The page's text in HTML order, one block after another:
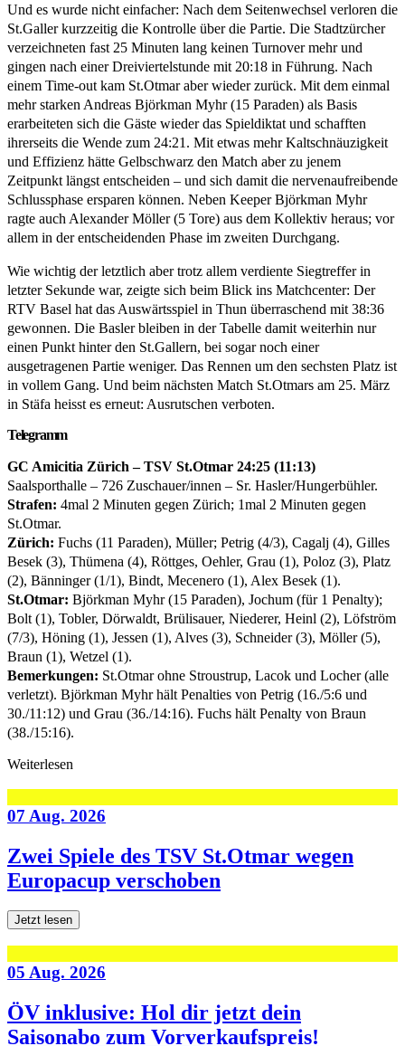
Und es wurde nicht einfacher: Nach dem Seitenwechsel verloren die
St.Galler kurzzeitig die Kontrolle über die Partie. Die Stadtzürcher
verzeichneten fast 25 Minuten lang keinen Turnover mehr und
gingen nach einer Dreiviertelstunde mit 20:18 in Führung. Nach
einem Time-out kam St.Otmar aber wieder zurück. Mit dem einmal
mehr starken Andreas Björkman Myhr (15 Paraden) als Basis
erarbeiteten sich die Gäste wieder das Spieldiktat und schafften
ihrerseits die Wende zum 24:21. Mit etwas mehr Kaltschnäuzigkeit
und Effizienz hätte Gelbschwarz den Match aber zu jenem
Zeitpunkt längst entscheiden – und sich damit die nervenaufreibende
Schlussphase ersparen können. Neben Keeper Björkman Myhr
ragte auch Alexander Möller (5 Tore) aus dem Kollektiv heraus; vor
allem in der entscheidenden Phase im zweiten Durchgang.
Wie wichtig der letztlich aber trotz allem verdiente Siegtreffer in
letzter Sekunde war, zeigte sich beim Blick ins Matchcenter: Der
RTV Basel hat das Auswärtsspiel in Thun überraschend mit 38:36
gewonnen. Die Basler bleiben in der Tabelle damit weiterhin nur
einen Punkt hinter den St.Gallern, bei sogar noch einer
ausgetragenen Partie weniger. Das Rennen um den sechsten Platz ist
in vollem Gang. Und beim nächsten Match St.Otmars am 25. März
in Stäfa heisst es erneut: Ausrutschen verboten.
Telegramm
GC Amicitia Zürich – TSV St.Otmar 24:25 (11:13)
Saalsporthalle – 726 Zuschauer/innen – Sr. Hasler/Hungerbühler.
Strafen: 4mal 2 Minuten gegen Zürich; 1mal 2 Minuten gegen
St.Otmar.
Zürich: Fuchs (11 Paraden), Müller; Petrig (4/3), Cagalj (4), Gilles
Besek (3), Thümena (4), Röttges, Oehler, Grau (1), Poloz (3), Platz
(2), Bänninger (1/1), Bindt, Mecenero (1), Alex Besek (1).
St.Otmar: Björkman Myhr (15 Paraden), Jochum (für 1 Penalty);
Bolt (1), Tobler, Dörwaldt, Brülisauer, Niederer, Heinl (2), Löfström
(7/3), Höning (1), Jessen (1), Alves (3), Schneider (3), Möller (5),
Braun (1), Wetzel (1).
Bemerkungen: St.Otmar ohne Stroustrup, Lacok und Locher (alle
verletzt). Björkman Myhr hält Penalties von Petrig (16./5:6 und
30./11:12) und Grau (36./14:16). Fuchs hält Penalty von Braun
(38./15:16).
Weiterlesen
07 Aug. 2026
Zwei Spiele des TSV St.Otmar wegen
Europacup verschoben
Jetzt lesen
05 Aug. 2026
ÖV inklusive: Hol dir jetzt dein
Saisonabo zum Vorverkaufspreis!